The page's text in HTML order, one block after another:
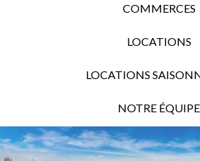
COMMERCES
LOCATIONS
LOCATIONS
NOTRE ÉQUIPE